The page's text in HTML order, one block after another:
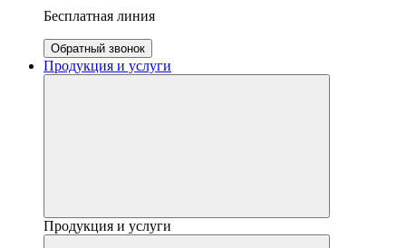
Бесплатная линия
Обратный звонок
Продукция и услуги
Продукция и услуги